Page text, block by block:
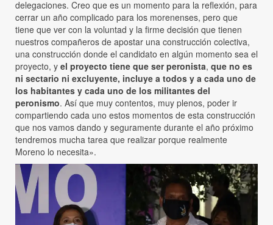
delegaciones. Creo que es un momento para la reflexión, para
cerrar un año complicado para los morenenses, pero que
tiene que ver con la voluntad y la firme decisión que tienen
nuestros compañeros de apostar una construcción colectiva,
una construcción donde el candidato en algún momento sea el
proyecto, y el proyecto tiene que ser peronista, que no es
ni sectario ni excluyente, incluye a todos y a cada uno de
los habitantes y cada uno de los militantes del
peronismo. Así que muy contentos, muy plenos, poder ir
compartiendo cada uno estos momentos de esta construcción
que nos vamos dando y seguramente durante el año próximo
tendremos mucha tarea que realizar porque realmente
Moreno lo necesita».